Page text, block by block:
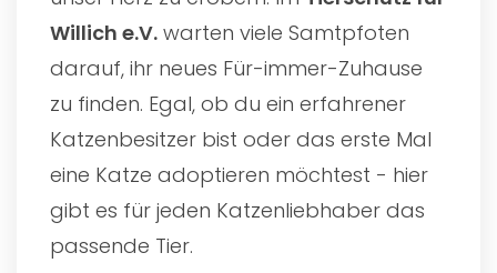
Willich e.V. warten viele Samtpfoten
darauf, ihr neues Für-immer-Zuhause
zu finden. Egal, ob du ein erfahrener
Katzenbesitzer bist oder das erste Mal
eine Katze adoptieren möchtest - hier
gibt es für jeden Katzenliebhaber das
passende Tier.